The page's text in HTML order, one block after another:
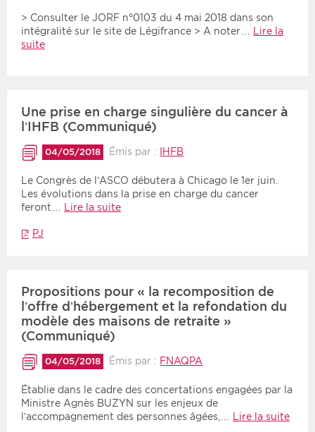
> Consulter le JORF n°0103 du 4 mai 2018 dans son
intégralité sur le site de Légifrance > A noter… Lire la
suite
Une prise en charge singulière du cancer à
l’IHFB (Communiqué)
04/05/2018 Émis par : IHFB
Le Congrès de l’ASCO débutera à Chicago le 1er juin.
Les évolutions dans la prise en charge du cancer
feront…
Lire la suite
PJ
Propositions pour « la recomposition de
l’offre d’hébergement et la refondation du
modèle des maisons de retraite »
(Communiqué)
04/05/2018 Émis par : FNAQPA
Établie dans le cadre des concertations engagées par la
Ministre Agnès BUZYN sur les enjeux de
l’accompagnement des personnes âgées,…
Lire la suite